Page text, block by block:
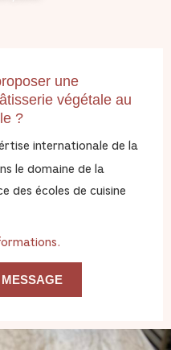
une
végétale au
?
internationale de la
le domaine de la
des écoles de cuisine